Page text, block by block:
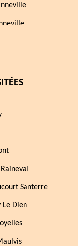
Santerre
Le Dien